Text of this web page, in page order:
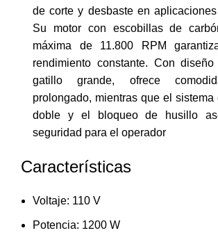
de corte y desbaste en
Su motor con escobillas de
máxima de 11.800 RPM
rendimiento constante. Con
gatillo grande, ofrece
prolongado, mientras que el
doble y el bloqueo de husillo
seguridad para el operador
Características
Voltaje: 110 V
Potencia: 1200 W